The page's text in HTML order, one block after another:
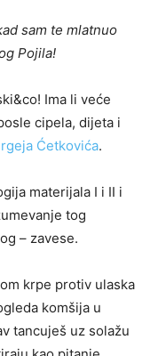
sam te mlatnuo
Pojila!
Ima li veće
cipela, dijeta i
Ćetkovića.
materijala I i II i
tog
– zavese.
krpe protiv ulaska
komšija u
tancuješ uz solažu